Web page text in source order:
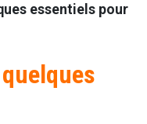
essentiels pour